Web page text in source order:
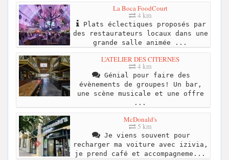
La Boca FoodCourt
4 km
Plats éclectiques proposés par
des restaurateurs locaux dans une
grande salle animée ...
L’ATELIER DES CITERNES
4 km
Génial pour faire des
évènements de groupes! Un bar,
une scène musicale et une offre
...
McDonald's
5 km
Je viens souvent pour
recharger ma voiture avec izivia,
je prend café et accompagneme...